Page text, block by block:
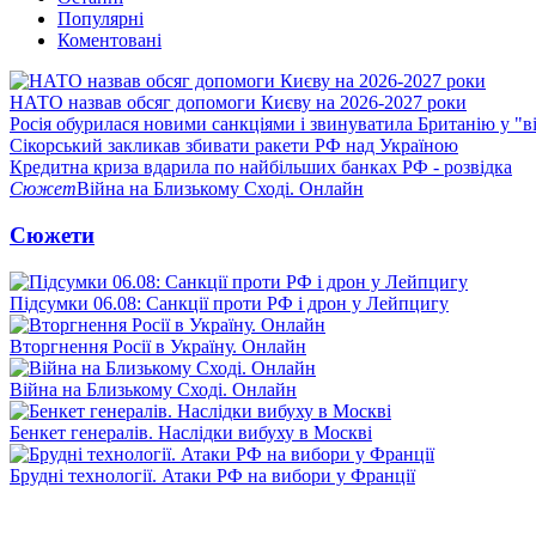
Популярні
Коментовані
НАТО назвав обсяг допомоги Києву на 2026-2027 роки
Росія обурилася новими санкціями і звинуватила Британію у
Сікорський закликав збивати ракети РФ над Україною
Кредитна криза вдарила по найбільших банках РФ - розвідка
СюжетВійна на Близькому Сході. Онлайн
Сюжети
Підсумки 06.08: Санкції проти РФ і дрон у Лейпцигу
Вторгнення Росії в Україну. Онлайн
Війна на Близькому Сході. Онлайн
Бенкет генералів. Наслідки вибуху в Москві
Брудні технології. Атаки РФ на вибори у Франції